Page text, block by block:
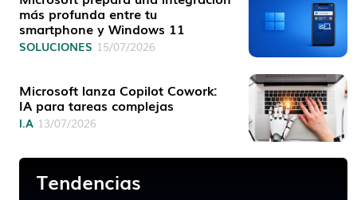
más profunda entre tu
smartphone y Windows 11
SOLUCIONES 15/07/2026
Microsoft lanza Copilot Cowork:
IA para tareas complejas
I.A 13/07/2026
Tendencias